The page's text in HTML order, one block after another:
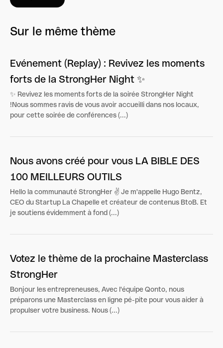
Sur le même thème
Evénement (Replay) : Revivez les moments
forts de la StrongHer Night ✨
✨ Revivez les moments forts de la soirée StrongHer Night
!Nous sommes ravis de vous avoir accueilli dans nos locaux,
pour cette soirée de conférences (...)
Nous avons créé pour vous LA BIBLE DES
100 MEILLEURS OUTILS
Hello la communauté StrongHer ✌️ Je m'appelle Hugo Bentz,
CEO du Startup La Chapelle et créateur de contenus BtoB. Et
je soutiens évidemment à fond (...)
Votez le thème de la prochaine Masterclass
StrongHer
Bonjour les entrepreneuses, Avec l'équipe Qonto, nous
préparons une Masterclass en ligne pé-pite pour vous aider à
propulser votre business. Nous (...)